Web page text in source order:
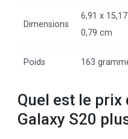
Dimensions
6,91 x
0,79 cm
Poids 163
Quel est le prix
Galaxy S20